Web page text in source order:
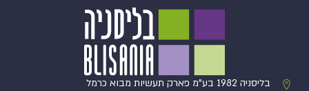
בליסניה 1982 בע”מ פארק תעשיות מבוא כרמל